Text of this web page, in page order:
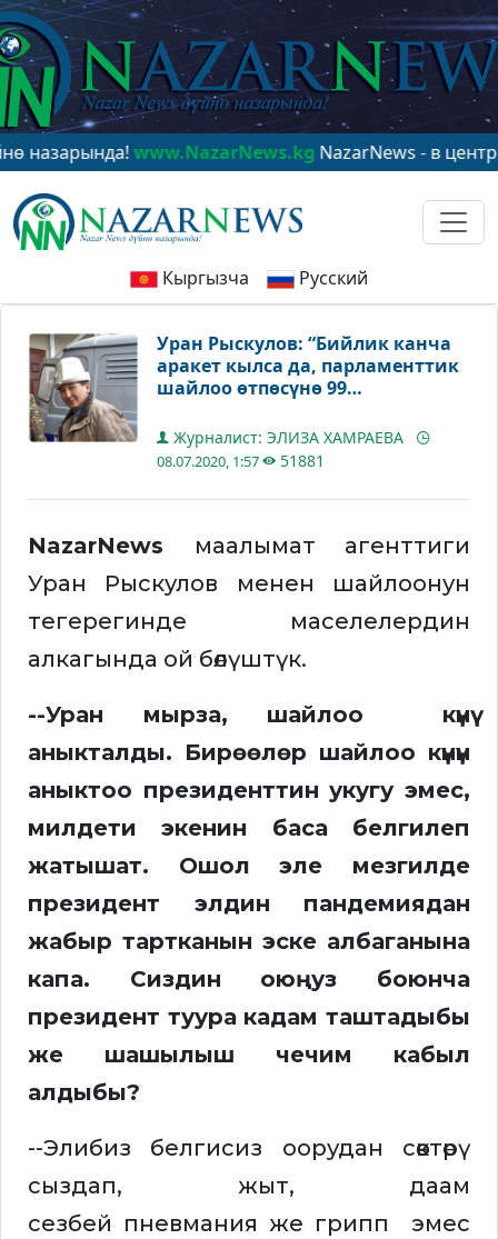
www.NazarNews.kgNazarNews - в центре
Кыргызча Русский
Уран Рыскулов: “Бийлик канча
аракет кылса да, парламенттик
шайлоо өтпөсүнө 99
Журналист: ЭЛИЗА ХАМРАЕВА
08.07.2020, 1:57 51881
NazarNews
маалымат агенттиги
Уран Рыскулов менен шайлоонун
тегерегинде маселелердин
алкагында ой бөлүштүк.
--Уран мырза, шайлоо күнү
аныкталды. Бирөөлөр шайлоо күнүн
аныктоо президенттин укугу эмес,
милдети экенин баса белгилеп
жатышат. Ошол эле мезгилде
президент элдин пандемиядан
жабыр тартканын эске албаганына
капа. Сиздин оюңуз боюнча
президент туура кадам таштадыбы
же шашылыш чечим кабыл
алдыбы?
--Элибиз белгисиз оорудан сөөктөрү
сыздап, жыт, даам
сезбей пневмания же грипп эмес